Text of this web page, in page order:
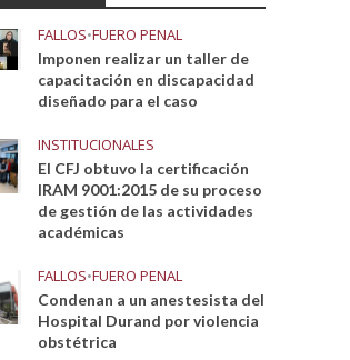
FALLOS•FUERO PENAL
Imponen realizar un taller de
capacitación en discapacidad
diseñado para el caso
INSTITUCIONALES
El CFJ obtuvo la certificación
IRAM 9001:2015 de su proceso
de gestión de las actividades
académicas
FALLOS•FUERO PENAL
Condenan a un anestesista del
Hospital Durand por violencia
obstétrica